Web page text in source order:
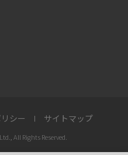
シー サイトマップ
All Rights Reserved.